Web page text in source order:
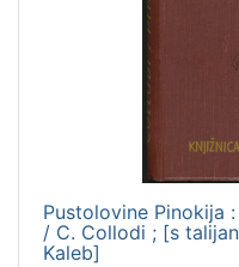
Pustolovine Pinokija
/ C. Collodi ; [s
Kaleb]